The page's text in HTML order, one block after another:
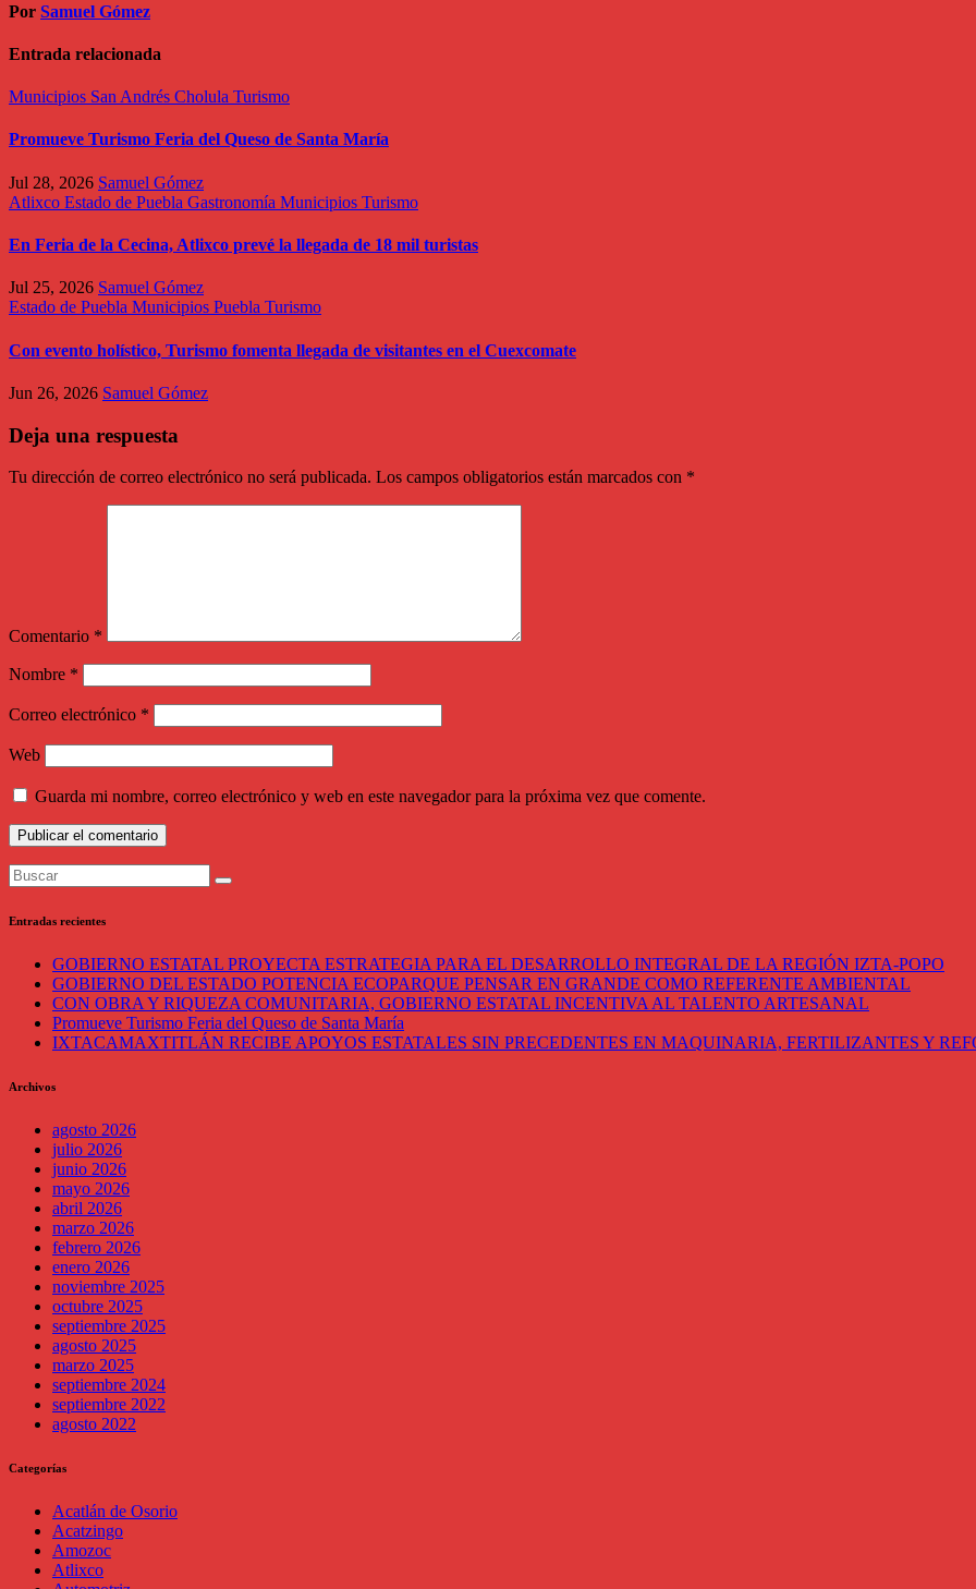
Por Samuel Gómez
Entrada relacionada
Municipios San Andrés Cholula Turismo
Promueve Turismo Feria del Queso de Santa María
Jul 28, 2026 Samuel Gómez
Atlixco Estado de Puebla Gastronomía Municipios Turismo
En Feria de la Cecina, Atlixco prevé la llegada de 18 mil turistas
Jul 25, 2026 Samuel Gómez
Estado de Puebla Municipios Puebla Turismo
Con evento holístico, Turismo fomenta llegada de visitantes en el Cuexcomate
Jun 26, 2026 Samuel Gómez
Deja una respuesta
Tu dirección de correo electrónico no será publicada. Los campos obligatorios están marcados con *
Comentario *
Nombre *
Correo electrónico *
Web
Guarda mi nombre, correo electrónico y web en este navegador para la próxima vez que comente.
Entradas recientes
GOBIERNO ESTATAL PROYECTA ESTRATEGIA PARA EL DESARROLLO INTEGRAL DE LA REGIÓN IZTA-POPO
GOBIERNO DEL ESTADO POTENCIA ECOPARQUE PENSAR EN GRANDE COMO REFERENTE AMBIENTAL
CON OBRA Y RIQUEZA COMUNITARIA, GOBIERNO ESTATAL INCENTIVA AL TALENTO ARTESANAL
Promueve Turismo Feria del Queso de Santa María
IXTACAMAXTITLÁN RECIBE APOYOS ESTATALES SIN PRECEDENTES EN MAQUINARIA, FERTILIZANTES Y
Archivos
agosto 2026
julio 2026
junio 2026
mayo 2026
abril 2026
marzo 2026
febrero 2026
enero 2026
noviembre 2025
octubre 2025
septiembre 2025
agosto 2025
marzo 2025
septiembre 2024
septiembre 2022
agosto 2022
Categorías
Acatlán de Osorio
Acatzingo
Amozoc
Atlixco